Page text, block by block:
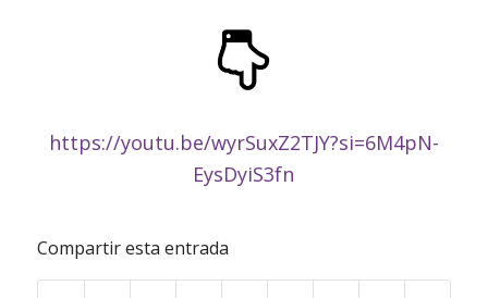
https://youtu.be/wyrSuxZ2TJY?si=6M4pN-
EysDyiS3fn
Compartir esta entrada